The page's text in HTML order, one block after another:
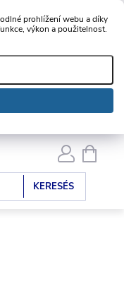
prohlížení webu a díky
výkon a použitelnost.
KERESÉS